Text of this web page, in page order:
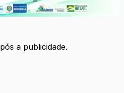
a publicidade.